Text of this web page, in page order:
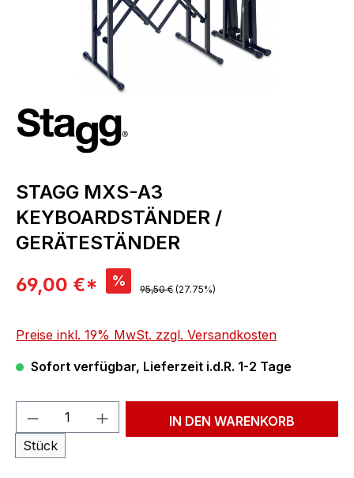
STAGG MXS-A3
KEYBOARDSTÄNDER /
GERÄTESTÄNDER
Verkaufspreis:
69,00 €* % Regulärer Preis:
95,50 € (27.75%)
Preise inkl. 19% MwSt. zzgl. Versandkosten
Sofort verfügbar, Lieferzeit i.d.R. 1-2 Tage
Produkt Anzahl: Gib den
Stück
IN DEN WARENKORB